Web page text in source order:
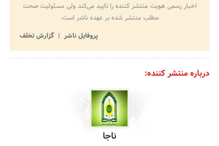
اخبار رسمی هویت منتشر کننده را تایید می‌کند ولی مسئولیت صحت
مطلب منتشر شده بر عهده ناشر است.
پروفایل ناشر
گزارش تخلف
درباره منتشر کننده:
ناجا